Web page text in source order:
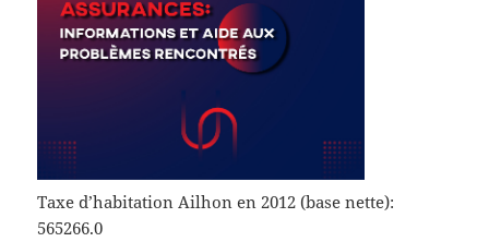
Taxe d’habitation Ailhon en 2012 (base nette):
565266.0